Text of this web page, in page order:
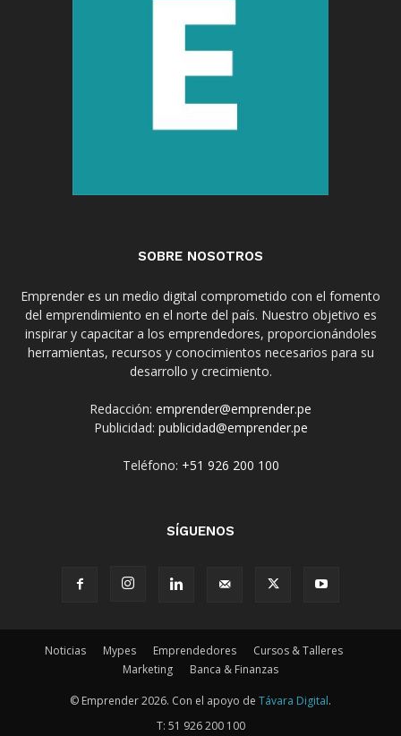
SOBRE NOSOTROS
Emprender es un medio digital comprometido con el fomento
del emprendimiento en el norte del país. Nuestro objetivo es
inspirar y capacitar a los emprendedores, proporcionándoles
herramientas, recursos y conocimientos necesarios para su
desarrollo y crecimiento.
Redacción: emprender@emprender.pe
Publicidad: publicidad@emprender.pe
Teléfono: +51 926 200 100
SÍGUENOS
Noticias Mypes Emprendedores
Cursos & Talleres
Marketing
Banca & Finanzas
© Emprender 2026. Con el apoyo de Távara Digital.
T: 51 926 200 100